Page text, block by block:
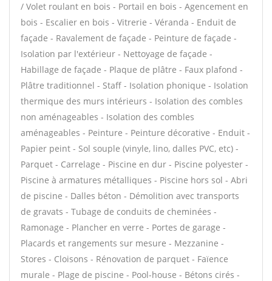
/ Volet roulant en bois - Portail en bois - Agencement en
bois - Escalier en bois - Vitrerie - Véranda - Enduit de
façade - Ravalement de façade - Peinture de façade -
Isolation par l'extérieur - Nettoyage de façade -
Habillage de façade - Plaque de plâtre - Faux plafond -
Plâtre traditionnel - Staff - Isolation phonique - Isolation
thermique des murs intérieurs - Isolation des combles
non aménageables - Isolation des combles
aménageables - Peinture - Peinture décorative - Enduit -
Papier peint - Sol souple (vinyle, lino, dalles PVC, etc) -
Parquet - Carrelage - Piscine en dur - Piscine polyester -
Piscine à armatures métalliques - Piscine hors sol - Abri
de piscine - Dalles béton - Démolition avec transports
de gravats - Tubage de conduits de cheminées -
Ramonage - Plancher en verre - Portes de garage -
Placards et rangements sur mesure - Mezzanine -
Stores - Cloisons - Rénovation de parquet - Faïence
murale - Plage de piscine - Pool-house - Bétons cirés -